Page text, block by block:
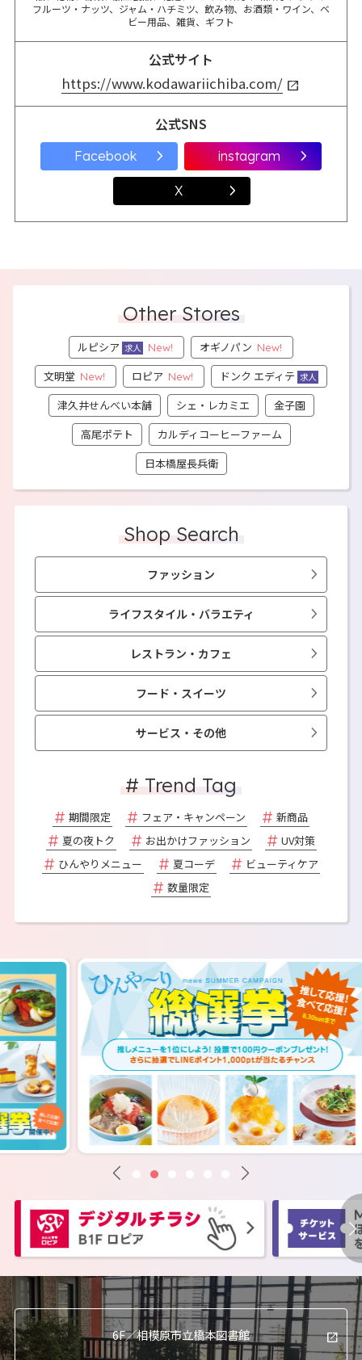
フルーツ・ナッツ、ジャム・ハチミツ、飲み物、お酒類・ワイン、ベ
ビー用品、雑貨、ギフト
公式サイト
https://www.kodawariichiba.com/
公式SNS
Other Stores
ルピシア 求人 New! オギノパン New!
文明堂 New! ロピア New! ドンク エディテ 求人
津久井せんべい本舗 シェ・レカミエ
金子園
高尾ポテト
カルディコーヒーファーム
日本橋屋長兵衛
Shop Search
ファッション
ライフスタイル・バラエティ
レストラン・カフェ
フード・スイーツ
サービス・その他
# Trend Tag
期間限定 フェア・キャンペーン
新商品
夏の夜トク
お出かけファッション
UV対策
ひんやりメニュー
夏コーデ
ビューティケア
数量限定
6F／相模原市立橋本図書館